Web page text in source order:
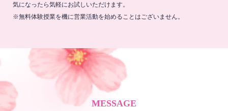
気になったら気軽にお試しいただけます。
※無料体験授業を機に営業活動を始めることはございません。
MESSAGE